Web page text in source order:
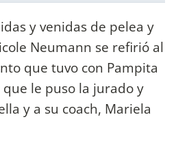
y venidas de pelea y
Neumann se refirió al
que tuvo con Pampita
le puso la jurado y
y a su coach, Mariela